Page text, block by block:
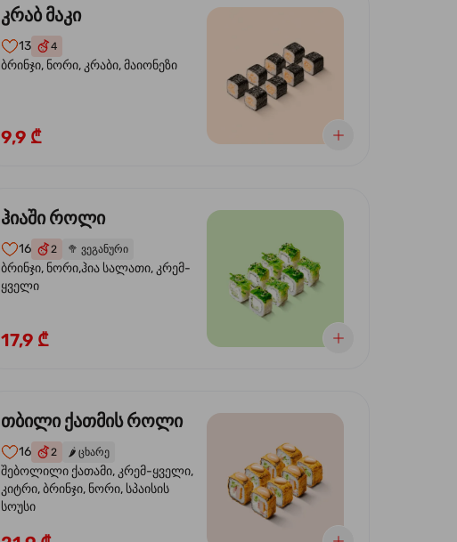
კრაბ მაკი
13 4
ბრინჯი, ნორი, კრაბი, მაიონეზი
9,9 ₾
ჰიაში როლი
16 2 🥦 ვეგანური
ბრინჯი, ნორი,ჰია სალათი, კრემ-
ყველი
17,9 ₾
თბილი ქათმის როლი
16 2 🌶️ ცხარე
შებოლილი ქათამი, კრემ-ყველი,
კიტრი, ბრინჯი, ნორი, სპაისის
სოუსი